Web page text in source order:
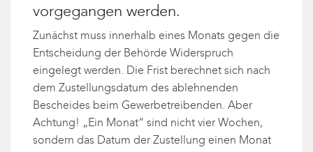
Kanzlei
So erreichen Sie uns +49 (30) 36 75 30-23
vorgegangen werden.
Zunächst muss innerhalb eines Monats gegen die
Entscheidung der Behörde Widerspruch
eingelegt werden. Die Frist berechnet sich nach
dem Zustellungsdatum des ablehnenden
Bescheides beim Gewerbetreibenden. Aber
Achtung! „Ein Monat“ sind nicht vier Wochen,
sondern das Datum der Zustellung einen Monat